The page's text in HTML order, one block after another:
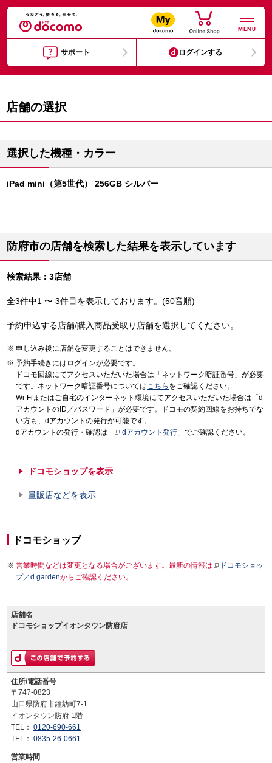
MENU
サポート ログインする
店舗の選択
選択した機種・カラー
iPad mini（第5世代） 256GB シルバー
防府市の店舗を検索した結果を表示しています
検索結果：3店舗
全3件中1 〜 3件目を表示しております。(50音順)
予約申込する店舗/購入商品受取り店舗を選択してください。
申し込み後に店舗を変更することはできません。
予約手続きにはログインが必要です。
ドコモ回線にてアクセスいただいた場合は「ネットワーク暗証番号」が必要
です。ネットワーク暗証番号についてはこちら をご確認ください。
Wi-Fiまたはご自宅のインターネット環境にてアクセスいただいた場合は「d
アカウントのID／パスワード」が必要です。ドコモの契約回線をお持ちでな
い方も、dアカウントの発行が可能です。
dアカウントの発行・確認は「
dアカウント発行 」でご確認ください。
ドコモショップを表示
量販店などを表示
ドコモショップ
営業時間などは変更となる場合がございます。最新の情報は
ドコモショッ
プ／d gardenからご確認ください。
店舗名
ドコモショップイオンタウン防府店
住所/電話番号
〒747-0823
山口県防府市鐘紡町7-1
イオンタウン防府 1階
TEL： 0120-690-661
TEL： 0835-26-0661
営業時間